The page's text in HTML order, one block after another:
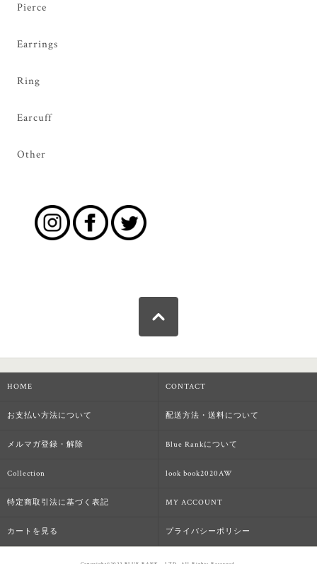
Pierce
Earrings
Ring
Earcuff
Other
HOME CONTACT
お支払い方法について 配送方法・送料について
メルマガ登録・解除 Blue Rankについて
Collection look book2020AW
特定商取引法に基づく表記 MY ACCOUNT
カートを見る プライバシーポリシー